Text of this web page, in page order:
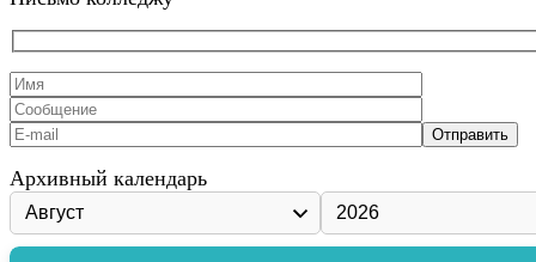
Архивный календарь